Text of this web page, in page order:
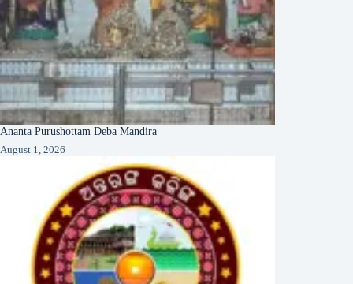
Ananta Purushottam Deba Mandira
August 1, 2026